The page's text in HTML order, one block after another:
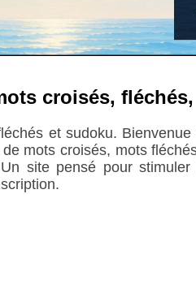
croisés,
et sudoku.
mots croisés, mots
site pensé pour stimuler